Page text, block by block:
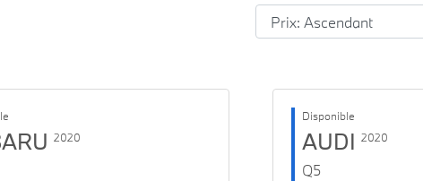
2020
Disponible
AUDI 2020
Q5